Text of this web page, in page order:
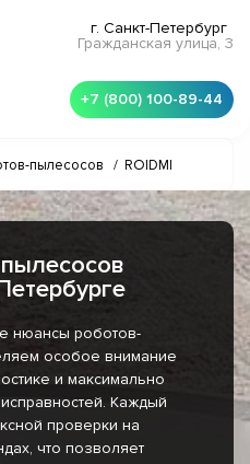
г. Санкт-Петербург
Гражданская улица, 3
+7 (800) 100-89-44
пылесосов / ROIDMI
нюансы роботов-
особое внимание
и максимально
Каждый
проверки на
что позволяет